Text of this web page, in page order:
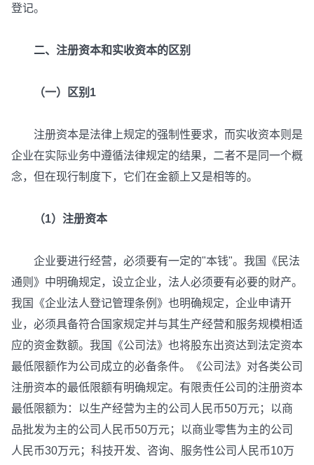
登记。
二、注册资本和实收资本的区别
（一）区别1
注册资本是法律上规定的强制性要求，而实收资本则是
企业在实际业务中遵循法律规定的结果，二者不是同一个概
念，但在现行制度下，它们在金额上又是相等的。
（1）注册资本
企业要进行经营，必须要有一定的"本钱"。我国《民法
通则》中明确规定，设立企业，法人必须要有必要的财产。
我国《企业法人登记管理条例》也明确规定，企业申请开
业，必须具备符合国家规定并与其生产经营和服务规模相适
应的资金数额。我国《公司法》也将股东出资达到法定资本
最低限额作为公司成立的必备条件。《公司法》对各类公司
注册资本的最低限额有明确规定。有限责任公司的注册资本
最低限额为：以生产经营为主的公司人民币50万元；以商
品批发为主的公司人民币50万元；以商业零售为主的公司
人民币30万元；科技开发、咨询、服务性公司人民币10万